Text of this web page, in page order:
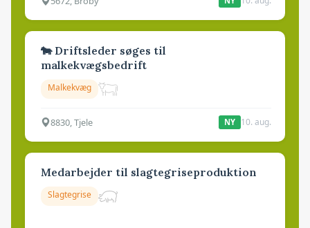
🐄 Driftsleder søges til
malkekvægsbedrift
Malkekvæg
8830, Tjele NY 10. aug.
Medarbejder til slagtegriseproduktion
Slagtegrise